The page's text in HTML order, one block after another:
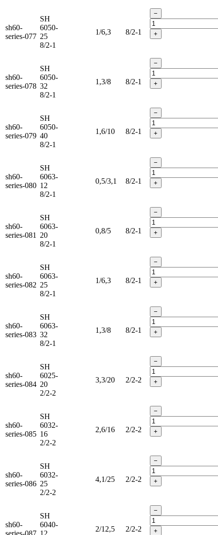
sh60-
series-077
SH
6050-
25
8/2-1
1/6,3 8/2-1
−
+
sh60-
series-078
SH
6050-
32
8/2-1
1,3/8 8/2-1
−
+
sh60-
series-079
SH
6050-
40
8/2-1
1,6/10 8/2-1
−
+
sh60-
series-080
SH
6063-
12
8/2-1
0,5/3,1 8/2-1
−
+
sh60-
series-081
SH
6063-
20
8/2-1
0,8/5 8/2-1
−
+
sh60-
series-082
SH
6063-
25
8/2-1
1/6,3 8/2-1
−
+
sh60-
series-083
SH
6063-
32
8/2-1
1,3/8 8/2-1
−
+
sh60-
series-084
SH
6025-
20
2/2-2
3,3/20 2/2-2
−
+
sh60-
series-085
SH
6032-
16
2/2-2
2,6/16 2/2-2
−
+
sh60-
series-086
SH
6032-
25
2/2-2
4,1/25 2/2-2
−
+
sh60-
series-087
SH
6040-
12
2/12,5 2/2-2
−
+